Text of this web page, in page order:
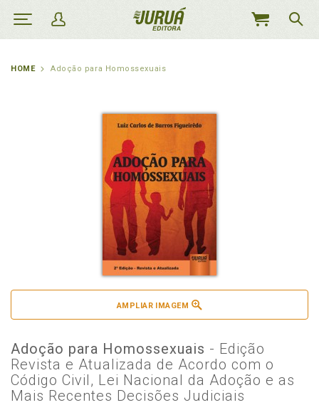
MEU
HOME Adoção para Homossexuais
AMPLIAR IMAGEM
Adoção para Homossexuais - Edição
Revista e Atualizada de Acordo com o
Código Civil, Lei Nacional da Adoção e as
Mais Recentes Decisões Judiciais